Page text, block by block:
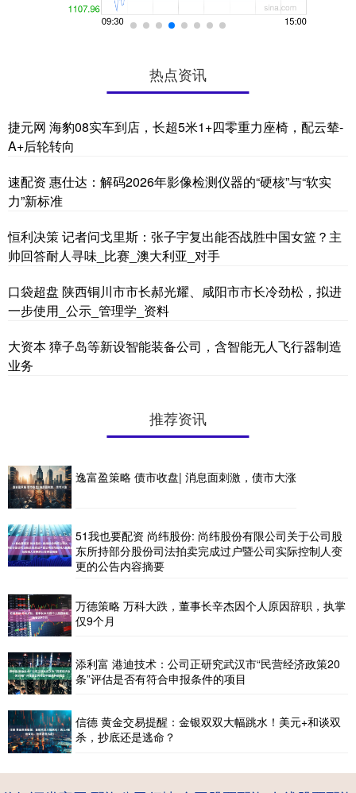
热点资讯
捷元网 海豹08实车到店，长超5米1+四零重力座椅，配云辇-
A+后轮转向
速配资 惠仕达：解码2026年影像检测仪器的“硬核”与“软实
力”新标准
恒利决策 记者问戈里斯：张子宇复出能否战胜中国女篮？主
帅回答耐人寻味_比赛_澳大利亚_对手
口袋超盘 陕西铜川市市长郝光耀、咸阳市市长冷劲松，拟进
一步使用_公示_管理学_资料
大资本 獐子岛等新设智能装备公司，含智能无人飞行器制造
业务
推荐资讯
逸富盈策略 债市收盘| 消息面刺激，债市大涨
51我也要配资 尚纬股份: 尚纬股份有限公司关于公司股
东所持部分股份司法拍卖完成过户暨公司实际控制人变
更的公告内容摘要
万德策略 万科大跌，董事长辛杰因个人原因辞职，执掌
仅9个月
添利富 港迪技术：公司正研究武汉市“民营经济政策20
条”评估是否有符合申报条件的项目
信德 黄金交易提醒：金银双双大幅跳水！美元+和谈双
杀，抄底还是逃命？